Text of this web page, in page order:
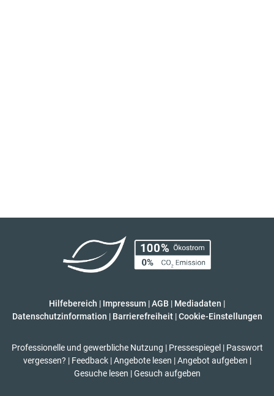
Hilfebereich | Impressum |AGB | Mediadaten |
Datenschutzinformation | Barrierefreiheit | Cookie-Einstellungen
Professionelle und gewerbliche Nutzung | Pressespiegel | Passwort
vergessen? | Feedback | Angebote lesen | Angebot aufgeben |
Gesuche lesen | Gesuch aufgeben